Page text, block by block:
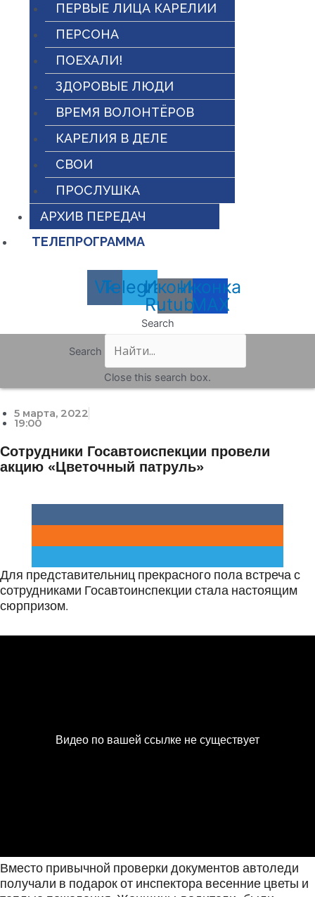
ПЕРВЫЕ ЛИЦА КАРЕЛИИ
ПЕРСОНА
ПОЕХАЛИ!
ЗДОРОВЫЕ ЛЮДИ
ВРЕМЯ ВОЛОНТЁРОВ
КАРЕЛИЯ В ДЕЛЕ
СВОИ
ПРОСЛУШКА
АРХИВ ПЕРЕДАЧ
ТЕЛЕПРОГРАММА
Vk
Telegram
Иконка
Rutube
Иконка
MAX
Search
Search
Close this search box.
5 марта, 2022
19:00
Сотрудники Госавтоиспекции провели
акцию «Цветочный патруль»
Для представительниц прекрасного пола встреча с
сотрудниками Госавтоинспекции стала настоящим
сюрпризом.
Вместо привычной проверки документов автоледи
получали в подарок от инспектора весенние цветы и